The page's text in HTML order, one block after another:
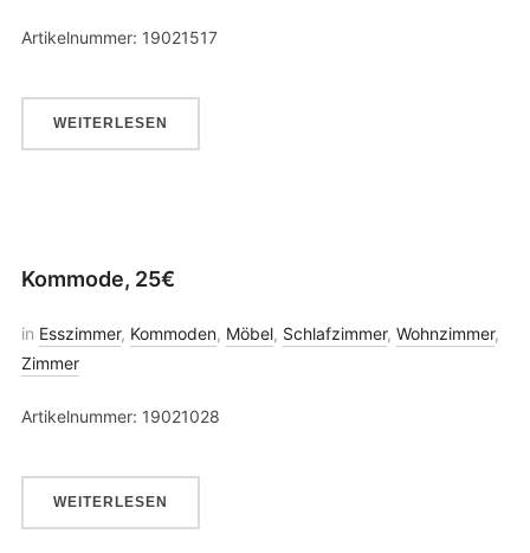
Artikelnummer: 19021517
WEITERLESEN
Kommode, 25€
in Esszimmer, Kommoden, Möbel, Schlafzimmer, Wohnzimmer,
Zimmer
Artikelnummer: 19021028
WEITERLESEN